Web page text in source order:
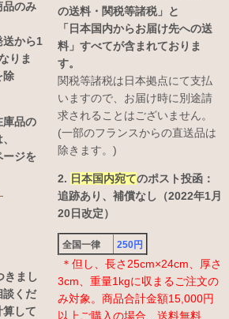
品のみ
送から1
りま
除
庫品の
ージを
きまし
談くだ
算して
の送料・関税等諸税」と
「日本国内からお届け先への送
料」すべてが含まれておりま
す。
関税等諸税は日本拠点にて支払
いますので、お届け時に別途請
求されることはございません。
(一部のフランスからの直送品は
除きます。)
2. 日本国内宛てのポスト投函：
追跡あり、補償なし（2022年1月
20日改定）
全国一律 250円
＊但し、長さ25cm×24cm、厚さ
3cm、重量1kgに収まるご注文の
み対象。商品合計金額15,000円
以上ご購入の場合、送料無料